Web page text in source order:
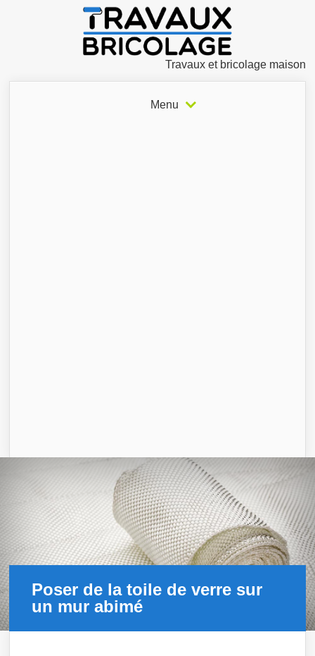
Travaux et bricolage maison
Menu
Poser de la toile de verre sur
un mur abimé